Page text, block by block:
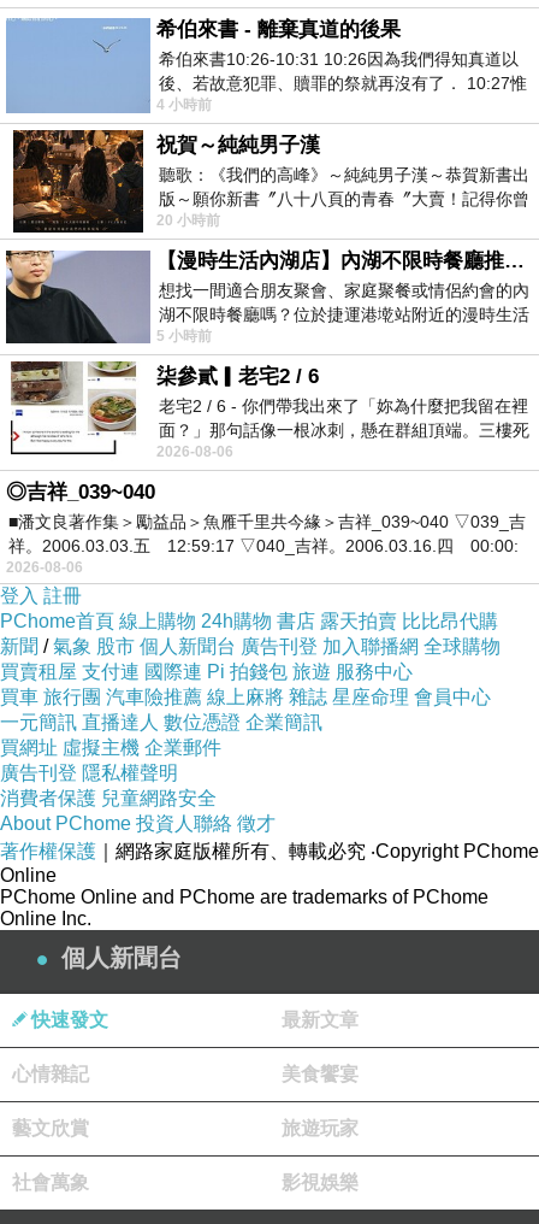
大多數人往往會隨時間的推移，累積大量的物質負擔，
雜亂的房、堆滿購物的慾望產物，雖然你再創造經濟流
通，但有誰會感謝你，你只是再創造著更富者更富的
化社會，然而在你購物慾下的一切交叉行為，磁場散落
只是讓你的生活更加有複染性，增加了人生可能輝煌的
絆腳石。
極簡的生活是有利於對當前複雜社會的一種解脫及破
繭，提高自己對社會制度更清晰的看法，提升了自己的
質量而不是數量，擁有更少的物質負擔相對的也減少了
心理的負擔，當你選擇變少的時候，你必會專注於對自
己更有意義且有利的事物上。
物質世界一定是有限的，而精神世界卻是無窮的，在有
限的物質生活一定無法填補人類的無限慾望，這就是為
何多數人都會有焦慮生活抑鬱生活而有憂鬱傾向的主
因，我們都應向內在的自己尋找快樂，而不應向外依賴
物質的推積填補自己的快樂，熱情和動力是內求而生；
而非外放而洩，自己的磁場穩固才是正確吸引別人目
光與關注。
引用於
https://boyi1.com/%e7%94%9f%e6%b4%bb%e7%b0%
a1%e5%96%ae%e6%89%8d%e6%98%af%e5%8a%9b
%e9%87%8f/
上一篇：出生在陰差陽錯日：命中註定的誤會？
下一篇： 命中因果如何決定你一生的命運？
希伯來書 - 離棄真道的後果
希伯來書10:26-10:31 10:26因為我們得知真道以
後、若故意犯罪、贖罪的祭就再沒有了． 10:27惟
有戰懼等候審判和那燒滅眾敵人的烈火
4 小時前
祝賀～純純男子漢
聽歌：《我們的高峰》～純純男子漢～恭賀新書出
版～願你新書〞八十八頁的青春〞大賣！記得你曾
經在我的版留言…「好讚的圖^^感覺大家
20 小時前
【漫時生活內湖店】內湖不限時餐廳推薦｜捷運港墘站美食，聚餐、約會、家庭聚會首選，正餐甜點一次滿足
想找一間適合朋友聚會、家庭聚餐或情侶約會的內
湖不限時餐廳嗎？位於捷運港墘站附近的漫時生活
內湖店，從捷運站步行約4分鐘即可抵
5 小時前
柒參貳▎老宅2 / 6
老宅2 / 6 - 你們帶我出來了「妳為什麼把我留在裡
面？」那句話像一根冰刺，懸在群組頂端。三樓死
死盯著照片裡的人。那個人確實站在
2026-08-06
◎吉祥_039~040
■潘文良著作集＞勵益品＞魚雁千里共今緣＞吉祥_039~040 ▽039_吉
祥。2006.03.03.五 12:59:17 ▽040_吉祥。2006.03.16.四 00:00:
2026-08-06
登入 註冊
PChome首頁 線上購物 24h購物 書店 露天拍賣 比比昂代購
新聞 /氣象 股市 個人新聞台 廣告刊登 加入聯播網 全球購物
買賣租屋 支付連 國際連 Pi 拍錢包 旅遊 服務中心
買車 旅行團 汽車險推薦 線上麻將 雜誌 星座命理 會員中心
一元簡訊 直播達人 數位憑證 企業簡訊
買網址 虛擬主機 企業郵件
廣告刊登 隱私權聲明
消費者保護 兒童網路安全
About PChome 投資人聯絡 徵才
著作權保護 ｜網路家庭版權所有、轉載必究 ‧Copyright PChome
Online
PChome Online and PChome are trademarks of PChome
Online Inc.
個人新聞台
快速發文 最新文章
心情雜記 美食饗宴
藝文欣賞 旅遊玩家
社會萬象 影視娛樂